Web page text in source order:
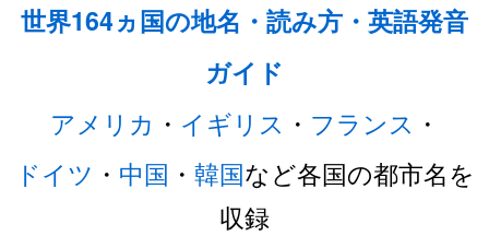
世界164ヵ国の地名・読み方・英語発音
ガイド
アメリカ ・ イギリス ・ フランス ・
ドイツ ・ 中国 ・ 韓国など各国の都市名を
収録